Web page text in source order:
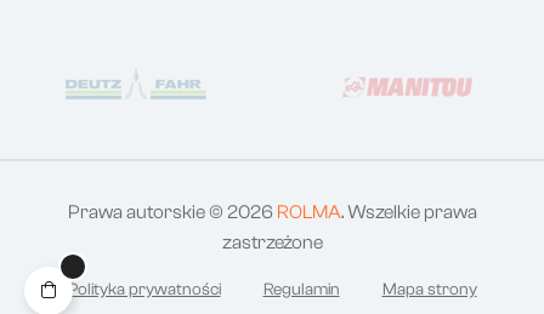
Prawa autorskie © 2026 ROLMA. Wszelkie prawa
zastrzeżone
Polityka prywatności Regulamin Mapa strony